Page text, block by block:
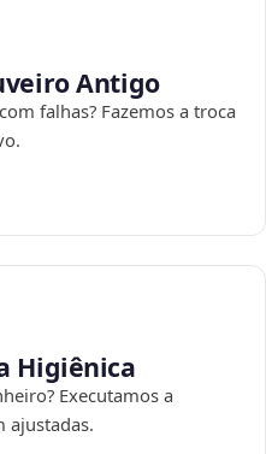
Antigo
falhas? Fazemos a troca
Higiênica
Executamos a
ajustadas.